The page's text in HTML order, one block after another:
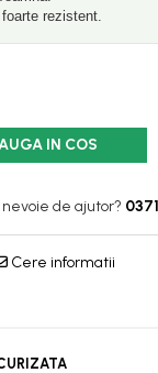
rezistent.
IN COS
nevoie de ajutor?
Cere informatii